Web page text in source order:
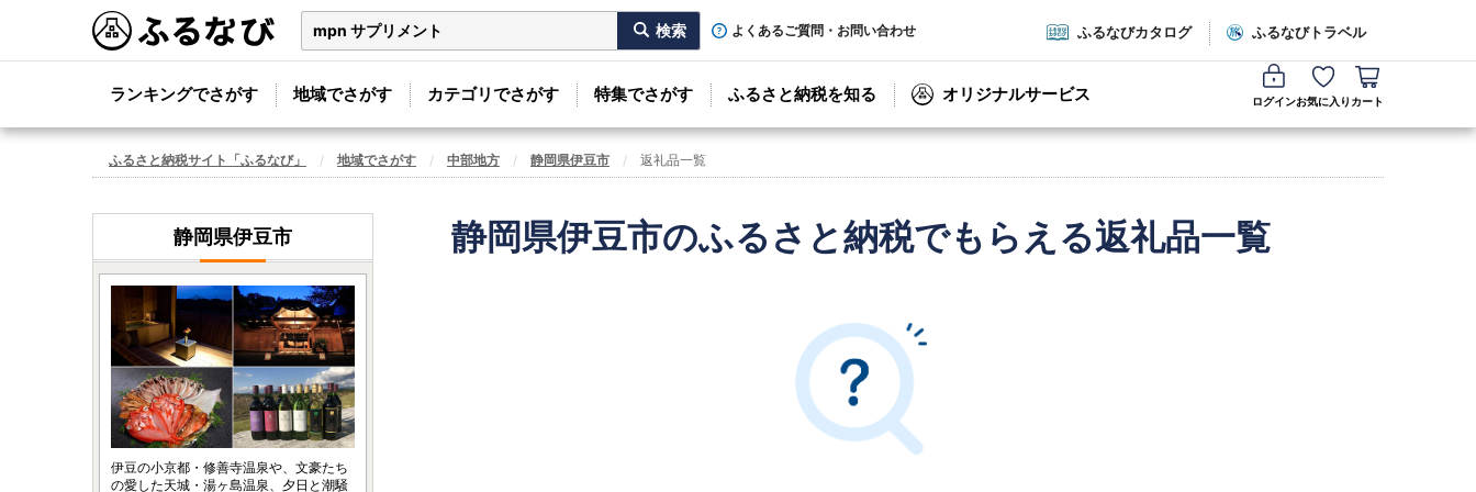
よくあるご質問・お問い合わせ ふるなびカタログ ふるなびトラベル
ランキングでさがす 地域でさがす カテゴリでさがす 特集でさがす ふるさと納税を知る オリジナルサービス ログインお気に入り カート
ふるさと納税サイト「ふるなび」 地域でさがす 中部地方 静岡県伊豆市 返礼品一覧
静岡県伊豆市のふるさと納税でもらえる返礼品一覧
静岡県伊豆市
伊豆の小京都・修善寺温泉や、文豪たち
の愛した天城・湯ヶ島温泉、夕日と潮騒